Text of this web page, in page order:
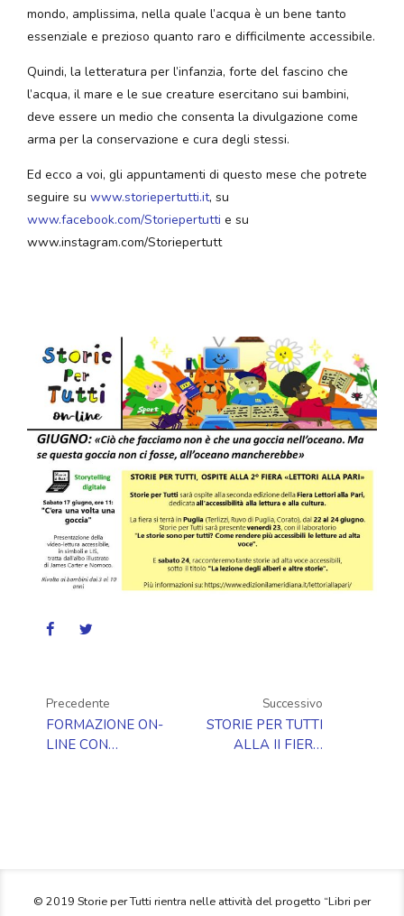
mondo, amplissima, nella quale l’acqua è un bene tanto
essenziale e prezioso quanto raro e difficilmente accessibile.
Quindi, la letteratura per l’infanzia, forte del fascino che
l’acqua, il mare e le sue creature esercitano sui bambini,
deve essere un medio che consenta la divulgazione come
arma per la conservazione e cura degli stessi.
Ed ecco a voi, gli appuntamenti di questo mese che potrete
seguire su www.storiepertutti.it, su
www.facebook.com/Storiepertutti e su
www.instagram.com/Storiepertutt
Precedente
FORMAZIONE ON-
LINE CON
Successivo
STORIE PER TUTTI
ALLA II FIERA
© 2019 Storie per Tutti rientra nelle attività del progetto “Libri per